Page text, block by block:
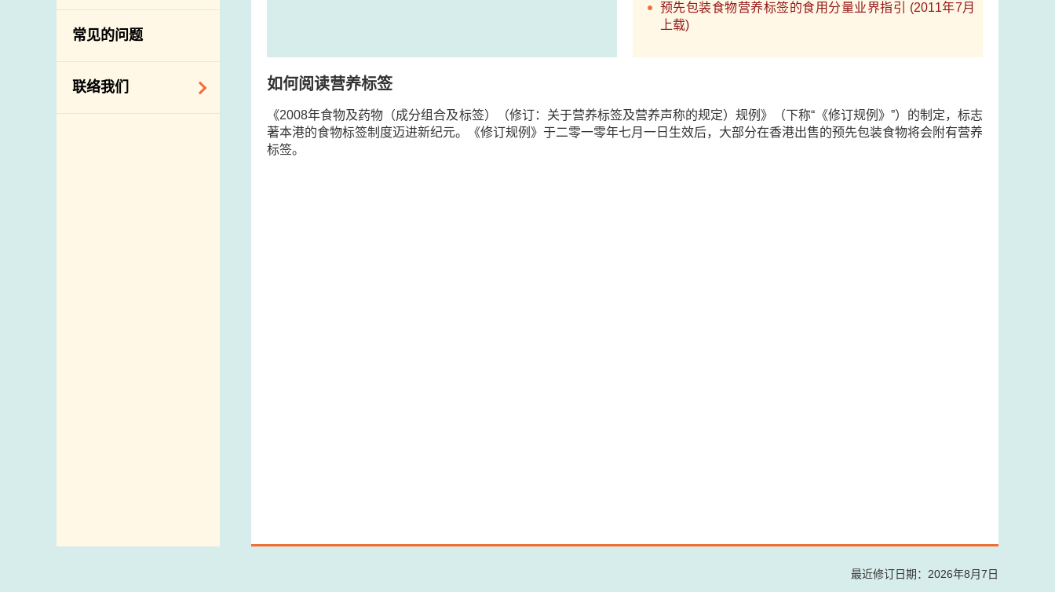
相关政府部门／机
构
常见的问题
联络我们
预先包装食物营养标签的食用分量业界指引 (2011年7月
上载)
如何阅读营养标签
《2008年食物及药物（成分组合及标签）（修订：关于营养标签及营养声称的规定）规例》（下称“《修订规例》”）的制定，标志
著本港的食物标签制度迈进新纪元。《修订规例》于二零一零年七月一日生效后，大部分在香港出售的预先包装食物将会附有营养
标签。
最近修订日期：2026年8月7日